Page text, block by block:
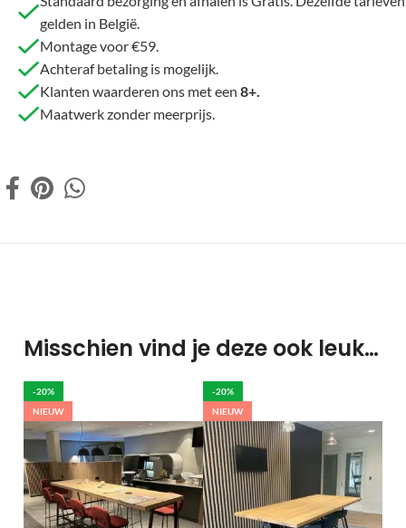
gelden in België.
Montage voor €59.
Achteraf betaling is mogelijk.
Klanten waarderen ons met een 8+.
Maatwerk zonder meerprijs.
Misschien vind je deze ook leuk…
-20%
NIEUW
-20%
NIEUW